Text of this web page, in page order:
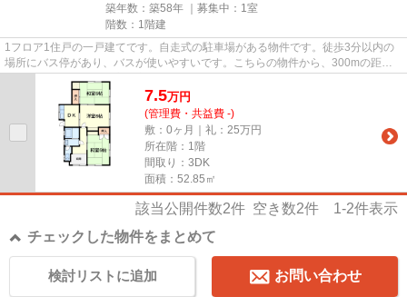
築年数：築58年 ｜募集中： 1室
階数：1階建
1フロア1住戸の一戸建てです。自走式の駐車場がある物件です。徒歩3分以内の
場所にバス停があり、バスが使いやすいです。こちらの物件から、300mの距離
に駐車場があります。高槻市にあ...
7.5万円
(管理費・共益費 -)
敷：0ヶ月｜礼：25万円
所在階：1階
間取り：3DK
面積：52.85㎡
該当公開件数2件 空き数2件 1-2件表示
チェックした物件をまとめて
お問い合わせ
検討リストに追加